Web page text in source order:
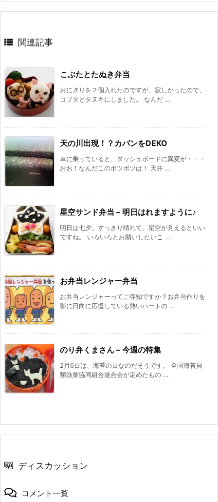
 関連記事
こぶたとたぬき弁当
おにぎりを２個入れたのですが、寂しかったので、
コブタとタヌキにしました。 なんだ ...
天の川出現！？カバンをDEKO
車に乗っていると、ダッシュボードに異変が・・・
おお！なんだこのポツポツは！ 天井 ...
星空サンド弁当 – 明日はれますように♪
明日は七夕。すっきり晴れて、星空が見えるといい
ですね。 いろいろとお願いしたいこ ...
お弁当レンジャー弁当
お弁当レンジャーってご存知ですか？お弁当作りを
影に日向に応援している熱いハートの ...
のり弁くまさん – 今週の特集
2月6日は、海苔の日なのだそうです。 全国海苔貝
類漁業協同組合連合会が定めたもの ...
ディスカッション
コメント一覧